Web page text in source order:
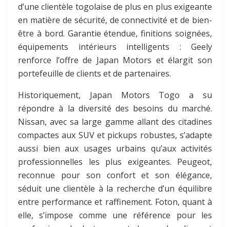
d’une clientèle togolaise de plus en plus exigeante
en matière de sécurité, de connectivité et de bien-
être à bord. Garantie étendue, finitions soignées,
équipements intérieurs intelligents : Geely
renforce l’offre de Japan Motors et élargit son
portefeuille de clients et de partenaires.
Historiquement, Japan Motors Togo a su
répondre à la diversité des besoins du marché.
Nissan, avec sa large gamme allant des citadines
compactes aux SUV et pickups robustes, s’adapte
aussi bien aux usages urbains qu’aux activités
professionnelles les plus exigeantes. Peugeot,
reconnue pour son confort et son élégance,
séduit une clientèle à la recherche d’un équilibre
entre performance et raffinement. Foton, quant à
elle, s’impose comme une référence pour les